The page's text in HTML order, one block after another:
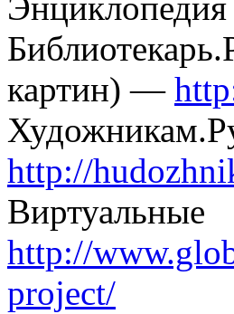
картин) —
http://
http://
project/